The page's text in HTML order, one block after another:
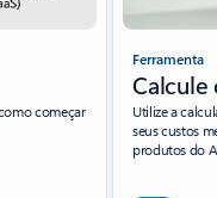
começar
Ferramenta
Calcule
Utilize a
seus custos
produtos do